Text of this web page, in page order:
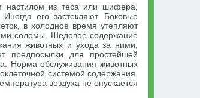
настилом из теса или шифера,
его застекляют. Боковые
в холодное время утепляют
соломы. Шедовое содержание
животных и ухода за ними,
предпосылки для простейшей
Норма обслуживания животных
системой содержания.
воздуха не опускается